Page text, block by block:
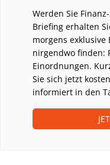
Werden Sie
Briefing erhalten
morgens exklusive
nirgendwo finden:
Einordnungen.
Sie sich jetzt
informiert in den